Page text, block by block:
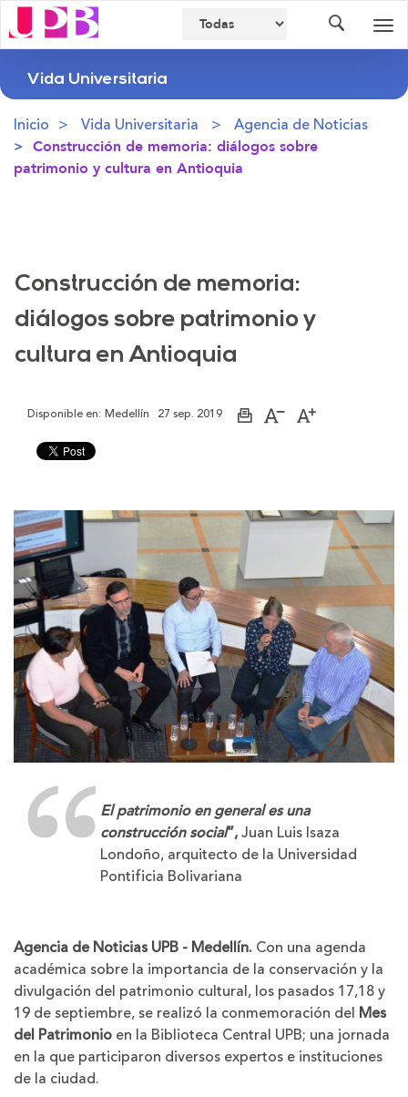
Vida Universitaria
Inicio Vida Universitaria Agencia de Noticias
Construcción de memoria: diálogos sobre
patrimonio y cultura en Antioquia
Construcción de memoria:
diálogos sobre patrimonio y
cultura en Antioquia
Disponible en: Medellín 27 sep. 2019
ImprimirAumentarDisminuir
El patrimonio en general es una
construcción social”,Juan Luis Isaza
Londoño, arquitecto de la Universidad
Pontificia Bolivariana
Agencia de Noticias UPB - Medellín. Con una agenda
académica sobre la importancia de la conservación y la
divulgación del patrimonio cultural, los pasados 17,18 y
19 de septiembre, se realizó la conmemoración del Mes
del Patrimonio en la Biblioteca Central UPB; una jornada
en la que participaron diversos expertos e instituciones
de la ciudad.